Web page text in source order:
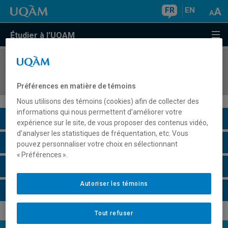
FR EN
Étudier à l'UQAM
COURS//
Description du cours
Horaire - Été 2026
Préférences en matière de témoins
Nous utilisons des témoins (cookies) afin de collecter des
informations qui nous permettent d’améliorer votre
expérience sur le site, de vous proposer des contenus vidéo,
d’analyser les statistiques de fréquentation, etc. Vous
pouvez personnaliser votre choix en sélectionnant
« Préférences ».
Tout refuser
Autoriser les témoins